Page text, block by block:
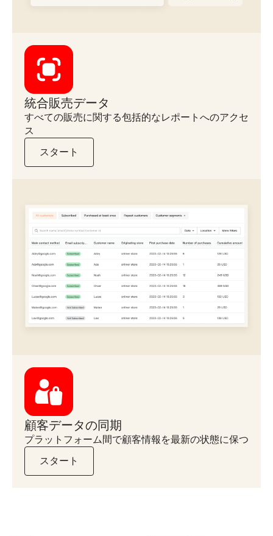
統合販売データ
すべての販売に関する包括的なレポートへのアクセ
ス
スタート
顧客データの同期
プラットフォーム間で顧客情報を最新の状態に保つ
スタート